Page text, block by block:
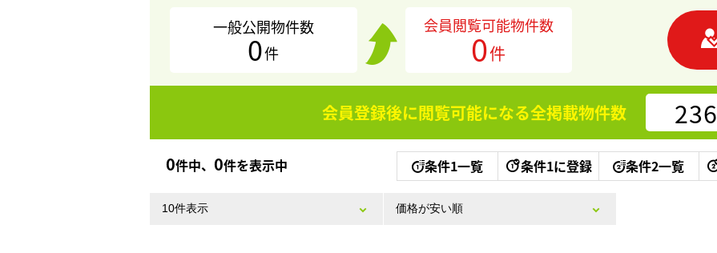
一般公開物件数
0件
会員閲覧可能物件数
0件
会員登録後に閲覧可能になる全掲載物件数 236
0件中、 0件を表示中 条件1一覧 条件1に登録 条件2一覧